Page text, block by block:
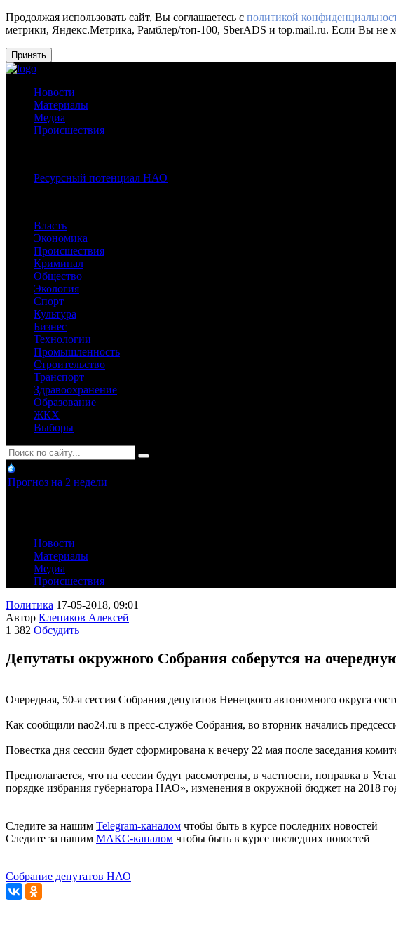
Продолжая использовать сайт, Вы соглашаетесь с политикой
метрики, Яндекс.Метрика, Рамблер/топ-100, SberADS и top.mail.ru. Если Вы не
Принять
Новости
Материалы
Медиа
Происшествия
Ресурсный потенциал НАО
Власть
Экономика
Происшествия
Криминал
Общество
Экология
Спорт
Культура
Бизнес
Технологии
Промышленность
Строительство
Транспорт
Здравоохранение
Образование
ЖКХ
Выборы
Прогноз на 2 недели
Новости
Материалы
Медиа
Происшествия
Политика 17-05-2018, 09:01
Автор Клепиков Алексей
1 382 Обсудить
Депутаты окружного Собрания соберутся на
Очередная, 50-я сессия Собрания депутатов Ненецкого автономного округа
Как сообщили nao24.ru в пресс-службе Собрания, во вторник начались
Повестка дня сессии будет сформирована к вечеру 22 мая после заседания
Предполагается, что на сессии будут рассмотрены, в частности, поправка в
порядке избрания губернатора НАО», изменения в окружной бюджет на 2018
Следите за нашим Telegram-каналом чтобы быть в курсе последних новостей
Следите за нашим МАКС-каналом чтобы быть в курсе последних новостей
Собрание депутатов НАО